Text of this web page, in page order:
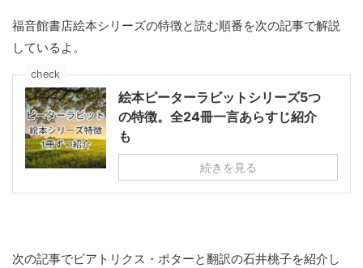
福音館書店絵本シリーズの特徴と読む順番を次の記事で解説
しているよ。
check
絵本ピーターラビットシリーズ5つ
の特徴。全24冊一言あらすじ紹介
も
続きを見る
次の記事でビアトリクス・ポターと翻訳の石井桃子を紹介し